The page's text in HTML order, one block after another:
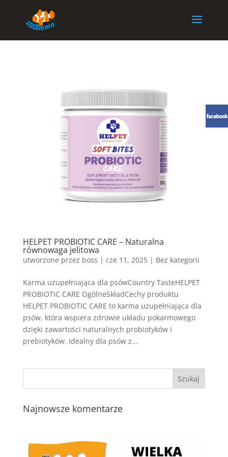
HELPET PROBIOTIC CARE – Naturalna
równowaga jelitowa
utworzone przez boss | cze 11, 2025| Bez kategorii
Karma uzupełniająca dla psówCountry TasteHELPET
PROBIOTIC CARE OgólneSkładCechy produktu
HELPET PROBIOTIC CARE to karma uzupełniająca dla
psów, która wspiera zdrowie układu pokarmowego
dzięki zawartości naturalnych probiotyków i
prebiotyków. Idealny dla psów z...
Najnowsze komentarze